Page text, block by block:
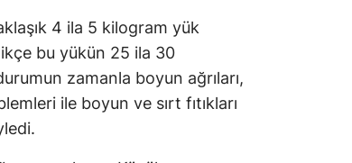
4 ila 5 kilogram yük
bu yükün 25 ila 30
zamanla boyun ağrıları,
ile boyun ve sırt fıtıkları